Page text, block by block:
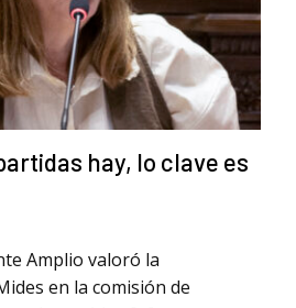
hay, lo clave es
Amplio valoró la
en la comisión de